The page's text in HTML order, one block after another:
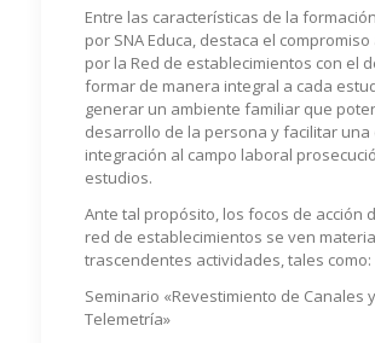
Entre las características de la
por SNA Educa, destaca el
por la Red de establecimientos con el
formar de manera integral a cada
generar un ambiente familiar que
desarrollo de la persona y facilitar una
integración al campo laboral
estudios.
Ante tal propósito, los focos de acción
red de establecimientos se ven
trascendentes actividades, tales como:
Seminario «Revestimiento de Canales y
Telemetría»